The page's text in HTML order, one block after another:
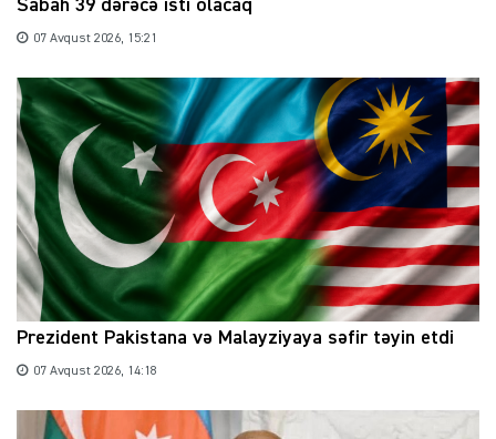
Sabah 39 dərəcə isti olacaq
07 Avqust 2026, 15:21
Prezident Pakistana və Malayziyaya səfir təyin etdi
07 Avqust 2026, 14:18